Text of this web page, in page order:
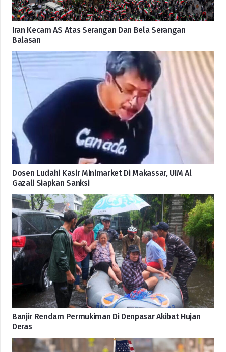
Iran Kecam AS Atas Serangan Dan Bela Serangan
Balasan
Dosen Ludahi Kasir Minimarket Di Makassar, UIM Al
Gazali Siapkan Sanksi
Banjir Rendam Permukiman Di Denpasar Akibat Hujan
Deras